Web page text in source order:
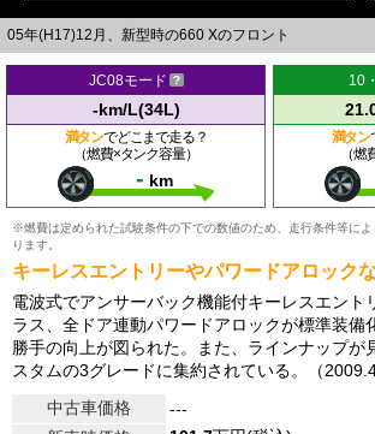
05年(H17)12月、新型時の660 Xのフロント
JC08モード
-km/L(34L)
満タンでどこまで走る？
（燃費×タンク容量）
- km
10
満タン
（燃
※燃費は定められた試験条件の下での数値のため、走行条件等に
ります。
キーレスエントリーやパワードアロック
電波式でアンサーバック機能付キーレスエント
ラス、全ドア連動パワードアロックが標準装備
勝手の向上が図られた。また、ラインナップが
スタムの3グレードに集約されている。（2009.4
中古車価格
---